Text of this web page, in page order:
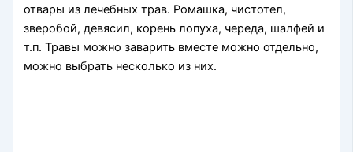
отвары из лечебных трав. Ромашка, чистотел,
зверобой, девясил, корень лопуха, череда, шалфей и
т.п. Травы можно заварить вместе можно отдельно,
можно выбрать несколько из них.